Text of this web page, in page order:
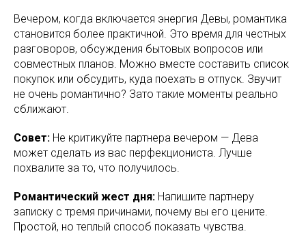
Вечером, когда включается энергия Девы, романтика
становится более практичной. Это время для честных
разговоров, обсуждения бытовых вопросов или
совместных планов. Можно вместе составить список
покупок или обсудить, куда поехать в отпуск. Звучит
не очень романтично? Зато такие моменты реально
сближают.
Совет: Не критикуйте партнера вечером — Дева
может сделать из вас перфекциониста. Лучше
похвалите за то, что получилось.
Романтический жест дня: Напишите партнеру
записку с тремя причинами, почему вы его цените.
Простой, но теплый способ показать чувства.